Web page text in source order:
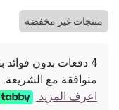
منتجات غير مخفضه
4 دفعات بدون فوائد بقيمة
متوافقة مع الشريعة.
اعرف المزيد